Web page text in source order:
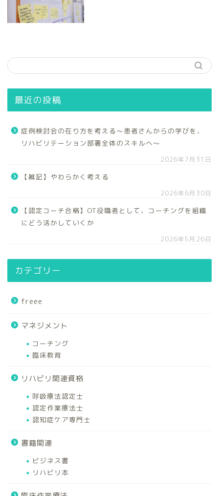
最近の投稿
症例検討会の在り方を考える～患者さんからの学びを、
リハビリテーション部署全体のスキルへ～
2026年7月31日
【雑記】やわらかく考える
2026年6月30日
【認定コーチ合格】OT役職者として、コーチングを組織
にどう活かしていくか
2026年5月26日
カテゴリー
freee
マネジメント
コーチング
臨床教育
リハビリ関連資格
呼吸療法認定士
認定作業療法士
認知症ケア専門士
書籍関連
ビジネス書
リハビリ本